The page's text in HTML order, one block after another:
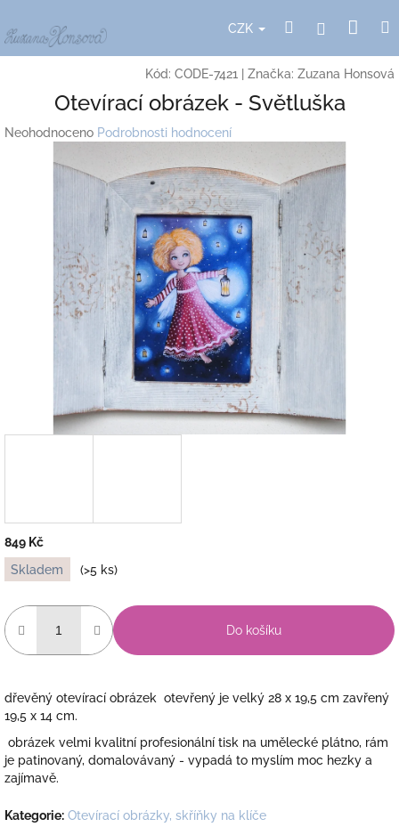
na
obsah
CZK HledatPřihlášení
Kód: CODE-7421 Značka: Zuzana Honsová
Otevírací obrázek - Světluška
Průměrné
produktu
hvězdiček.
Neohodnoceno Podrobnosti hodnocení
849 Kč
Měrná
cena:
Skladem (>5 ks)
Do košíku
dřevěný otevírací obrázek otevřený je velký 28 x 19,5 cm zavřený
19,5 x 14 cm.
obrázek velmi kvalitní profesionální tisk na umělecké plátno, rám
je patinovaný, domalovávaný - vypadá to myslím moc hezky a
zajímavě.
Kategorie: Otevírací obrázky, skříňky na klíče